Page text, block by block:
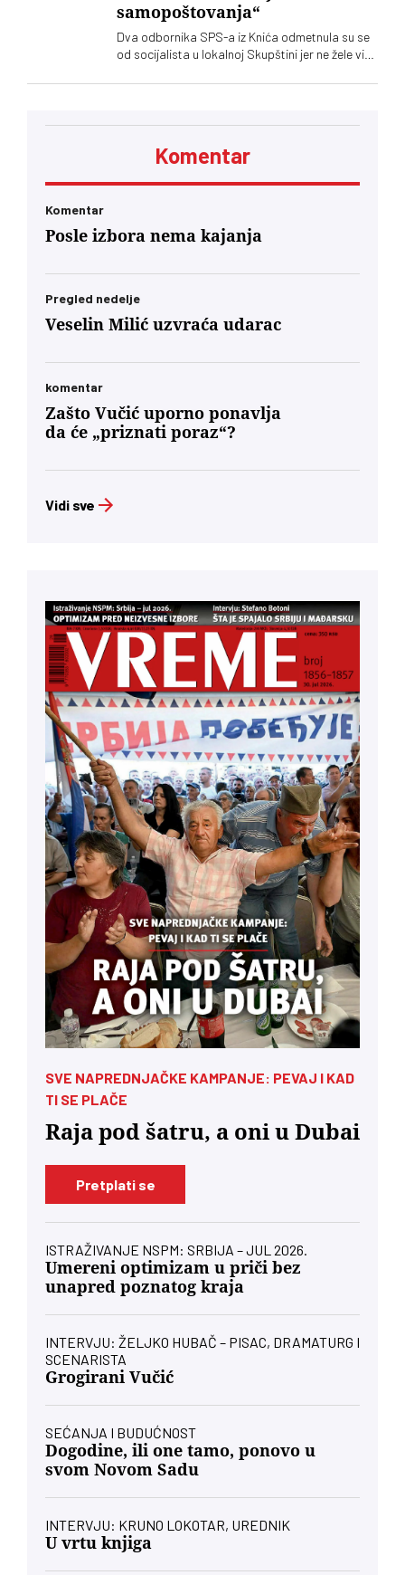
samopoštovanja“
Dva odbornika SPS-a iz Knića odmetnula su se
od socijalista u lokalnoj Skupštini jer ne žele više
naprednjacima. Jedan od njih kaže za „Vreme“
neobrazovanih ljudi" sa kojima ne žele ni sad, niti
„Vreme“ kaže da je alarmantno da tendencije
Komentar
Komentar
Posle izbora nema kajanja
Pregled nedelje
Veselin Milić uzvraća udarac
komentar
Zašto Vučić uporno ponavlja
da će „priznati poraz“?
Vidi sve
SVE NAPREDNJAČKE KAMPANJE: PEVAJ I KAD
TI SE PLAČE
Raja pod šatru, a oni u Dubai
Pretplati se
ISTRAŽIVANJE NSPM: SRBIJA – JUL 2026.
Umereni optimizam u priči bez
unapred poznatog kraja
INTERVJU: ŽELJKO HUBAČ – PISAC, DRAMATURG I
SCENARISTA
Grogirani Vučić
SEĆANJA I BUDUĆNOST
Dogodine, ili one tamo, ponovo u
svom Novom Sadu
INTERVJU: KRUNO LOKOTAR, UREDNIK
U vrtu knjiga